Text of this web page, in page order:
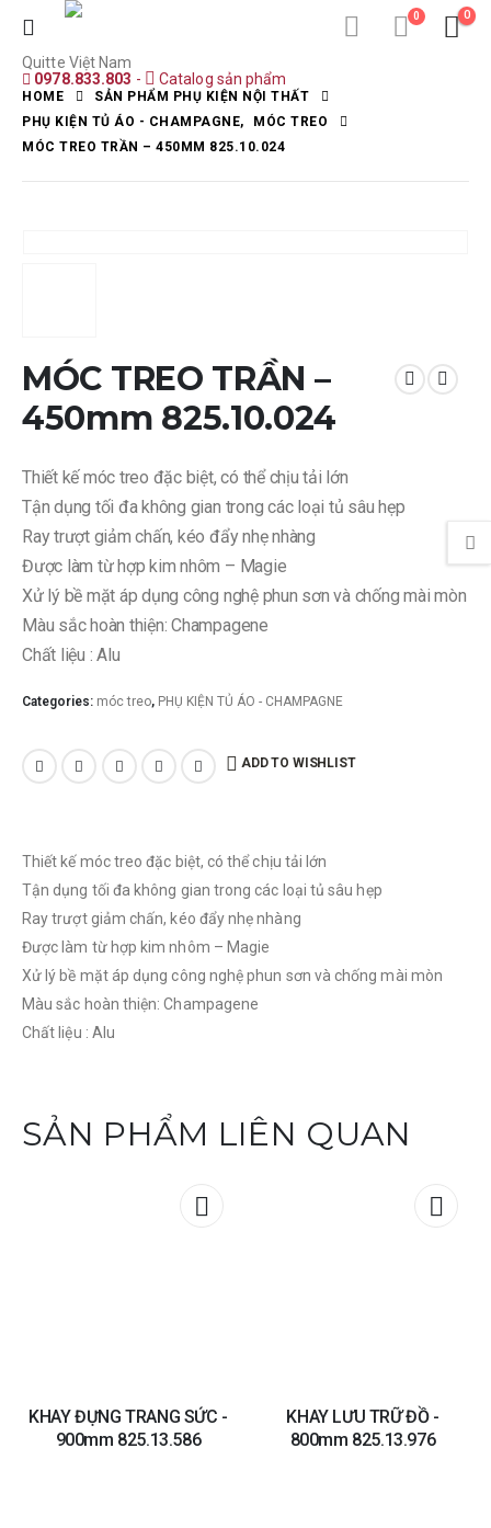
0 0
Quitte Việt Nam
0978.833.803 - Catalog sản phẩm
HOME
SẢN PHẨM PHỤ KIỆN NỘI THẤT
PHỤ KIỆN TỦ ÁO - CHAMPAGNE,
MÓC TREO
MÓC TREO TRẦN – 450MM 825.10.024
MÓC TREO TRẦN –
450mm 825.10.024
Thiết kế móc treo đặc biệt, có thể chịu tải lớn
Tận dụng tối đa không gian trong các loại tủ sâu hẹp
Ray trượt giảm chấn, kéo đẩy nhẹ nhàng
Được làm từ hợp kim nhôm – Magie
Xử lý bề mặt áp dụng công nghệ phun sơn và chống mài mòn
Màu sắc hoàn thiện: Champagene
Chất liệu : Alu
Categories: móc treo, PHỤ KIỆN TỦ ÁO - CHAMPAGNE
ADD TO WISHLIST
Thiết kế móc treo đặc biệt, có thể chịu tải lớn
Tận dụng tối đa không gian trong các loại tủ sâu hẹp
Ray trượt giảm chấn, kéo đẩy nhẹ nhàng
Được làm từ hợp kim nhôm – Magie
Xử lý bề mặt áp dụng công nghệ phun sơn và chống mài mòn
Màu sắc hoàn thiện: Champagene
Chất liệu : Alu
SẢN PHẨM LIÊN QUAN
KHAY ĐỰNG TRANG SỨC -
900mm 825.13.586
KHAY LƯU TRỮ ĐỒ -
800mm 825.13.976